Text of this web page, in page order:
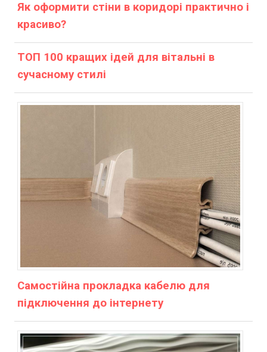
Як оформити стіни в коридорі практично і
красиво?
ТОП 100 кращих ідей для вітальні в
сучасному стилі
Самостійна прокладка кабелю для
підключення до інтернету